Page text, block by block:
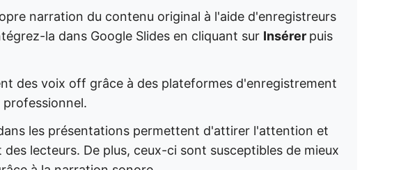
narration du contenu original à l'aide d'enregistreurs
la dans Google Slides en cliquant sur Insérer puis
des voix off grâce à des plateformes d'enregistrement
les présentations permettent d'attirer l'attention et
lecteurs. De plus, ceux-ci sont susceptibles de mieux